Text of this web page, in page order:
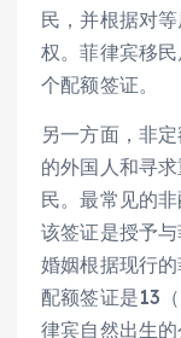
民，并根据对
权。菲律宾移
个配额签证。
另一方面，非
的外国人和寻
民。最常见的
该签证是授予
婚姻根据现行
配额签证是13
律宾自然出生的